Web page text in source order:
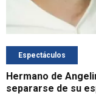
Espectáculos
Hermano de
separarse de su